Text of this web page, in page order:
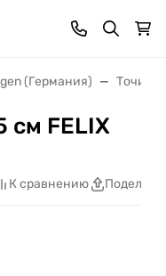
(Германия)
см FELIX
К сравнению